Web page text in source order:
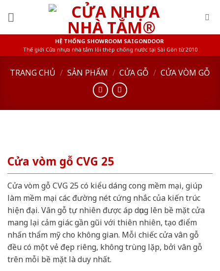
HỆ THỐNG SHOWROOM SAIGONDOOR
Thế giới Cửa nhựa nhà tắm lõi thép chống nước tại Sài Gòn từ 2010
TRANG CHỦ / SẢN PHẨM / CỬA GỖ / CỬA VÒM GỖ
Cửa vòm gỗ CVG 25
Cửa vòm gỗ CVG 25 có kiểu dáng cong mềm mại, giúp
làm mềm mại các đường nét cứng nhắc của kiến trúc
hiện đại. Vân gỗ tự nhiên được áp dụng lên bề mặt cửa
mang lại cảm giác gần gũi với thiên nhiên, tạo điểm
nhấn thẩm mỹ cho không gian. Mỗi chiếc cửa vân gỗ
đều có một vẻ đẹp riêng, không trùng lặp, bởi vân gỗ
trên mỗi bề mặt là duy nhất.